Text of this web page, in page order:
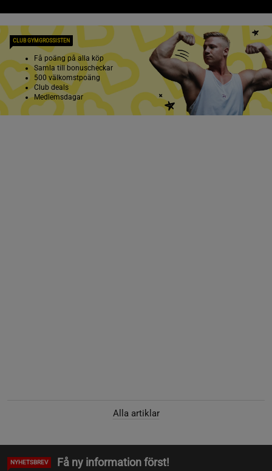
CLUB GYMGROSSISTEN
Få poäng på alla köp
Samla till bonuscheckar
500 välkomstpoäng
Club deals
Medlemsdagar
Bli medlem
Alla artiklar
NYHETSBREV Få ny information först!